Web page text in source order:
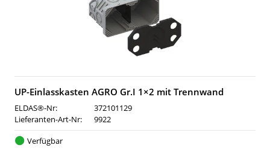
UP-Einlasskasten AGRO Gr.I 1×2 mit Trennwand
ELDAS®-Nr:
372101129
Lieferanten-Art-Nr:
9922
Verfügbar